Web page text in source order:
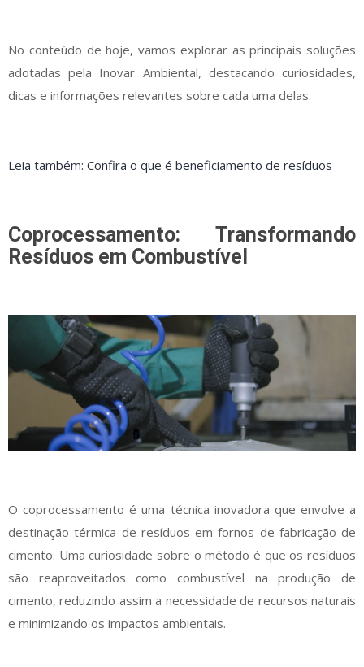
No conteúdo de hoje, vamos explorar as principais soluções
adotadas pela Inovar Ambiental, destacando curiosidades,
dicas e informações relevantes sobre cada uma delas.
Leia também: Confira o que é beneficiamento de resíduos
Coprocessamento: Transformando
Resíduos em Combustível
O coprocessamento é uma técnica inovadora que envolve a
destinação térmica de resíduos em fornos de fabricação de
cimento. Uma curiosidade sobre o método é que os resíduos
são reaproveitados como combustível na produção de
cimento, reduzindo assim a necessidade de recursos naturais
e minimizando os impactos ambientais.